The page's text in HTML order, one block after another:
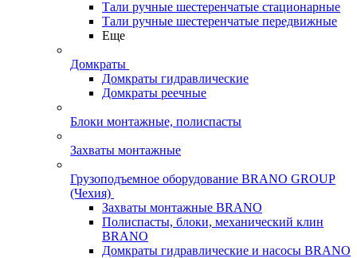
Тали ручные шестеренчатые стационарные
Тали ручные шестеренчатые передвижные
Еще
Домкраты
Домкраты гидравлические
Домкраты реечные
Блоки монтажные, полиспасты
Захваты монтажные
Грузоподъемное оборудование BRANO GROUP
(Чехия)
Захваты монтажные BRANO
Полиспасты, блоки, механический клин
BRANO
Домкраты гидравлические и насосы BRANO